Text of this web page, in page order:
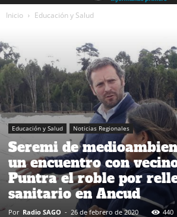
Inicio Educación y Salud
Educación y Salud Noticias Regionales
Seremi de
un encuentro con
Puntra el roble por
sanitario en Ancud
Por Radio SAGO - 26 de febrero de 2020 440